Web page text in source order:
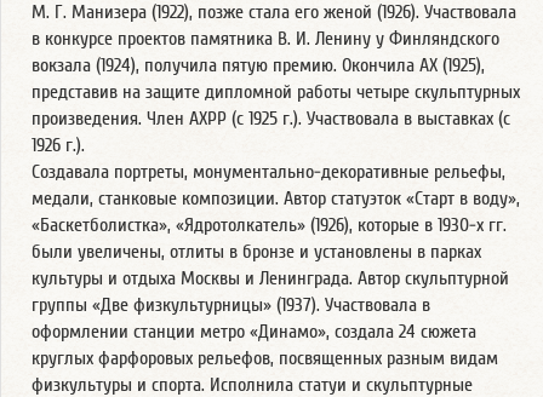
М. Г. Манизера (1922), позже стала его женой (1926). Участвовала
в конкурсе проектов памятника В. И. Ленину у Финляндского
вокзала (1924), получила пятую премию. Окончила АХ (1925),
представив на защите дипломной работы четыре скульптурных
произведения. Член АХРР (с 1925 г.). Участвовала в выставках (с
1926 г.).
Создавала портреты, монументально-декоративные рельефы,
медали, станковые композиции. Автор статуэток «Старт в воду»,
«Баскетболистка», «Ядротолкатель» (1926), которые в 1930-х гг.
были увеличены, отлиты в бронзе и установлены в парках
культуры и отдыха Москвы и Ленинграда. Автор скульптурной
группы «Две физкультурницы» (1937). Участвовала в
оформлении станции метро «Динамо», создала 24 сюжета
круглых фарфоровых рельефов, посвященных разным видам
физкультуры и спорта. Исполнила статуи и скульптурные